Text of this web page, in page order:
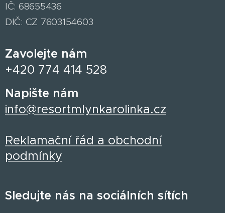
IČ: 68655436
DIČ: CZ 7603154603
Zavolejte nám
+420 774 414 528
Napište nám
info@resortmlynkarolinka.cz
Reklamační řád a obchodní
podmínky
Sledujte nás na sociálních sítích